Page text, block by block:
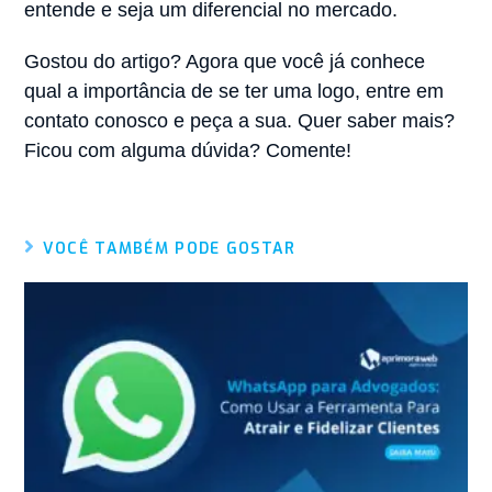
entende e seja um diferencial no mercado.
Gostou do artigo? Agora que você já conhece
qual a importância de se ter uma logo, entre em
contato conosco e peça a sua. Quer saber mais?
Ficou com alguma dúvida? Comente!
VOCÊ TAMBÉM PODE GOSTAR